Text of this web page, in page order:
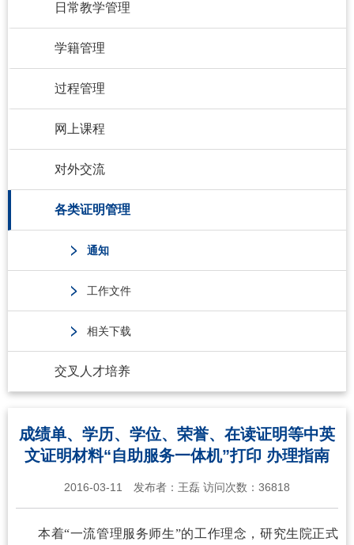
日常教学管理
学籍管理
过程管理
网上课程
对外交流
各类证明管理
通知
工作文件
相关下载
交叉人才培养
成绩单、学历、学位、荣誉、在读证明等中英
文证明材料“自助服务一体机”打印 办理指南
2016-03-11 发布者： 王磊 访问次数： 36818
本着“一流管理服务师生”的工作理念，研究生院正式